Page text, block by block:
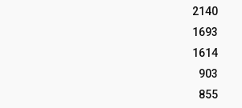
2140
1693
1614
903
855